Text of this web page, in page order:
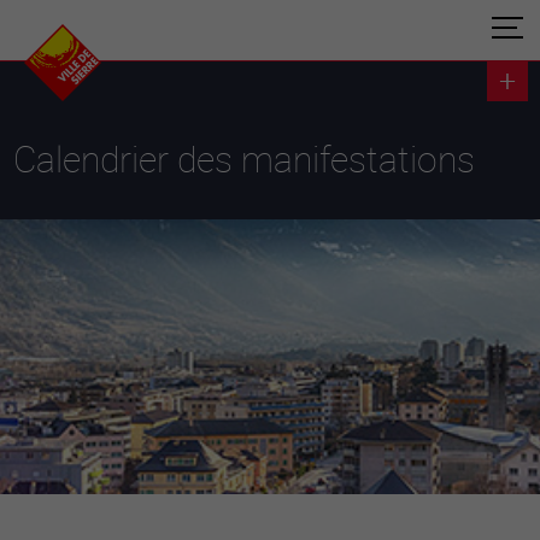
Calendrier des manifestations